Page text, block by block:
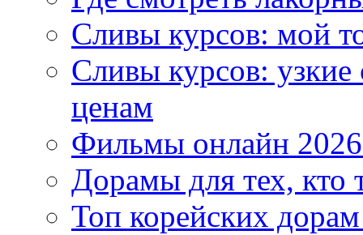
Сливы курсов: мой
Сливы курсов:
ценам
Фильмы онлайн
Дорамы для тех, кто
Топ корейских